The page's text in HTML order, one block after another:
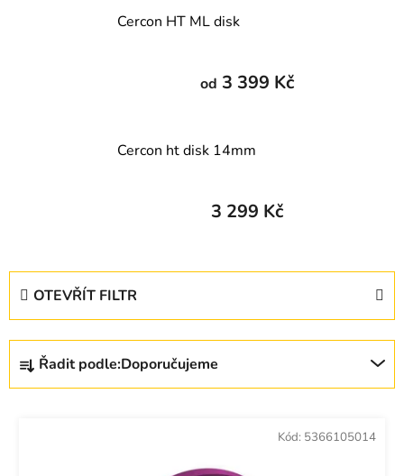
Cercon HT ML disk
od 3 399 Kč
Cercon ht disk 14mm
3 299 Kč
Ř
z
Řadit podle:Doporučujeme
OTEVŘÍT FILTR
V
p
Kód: 5366105014